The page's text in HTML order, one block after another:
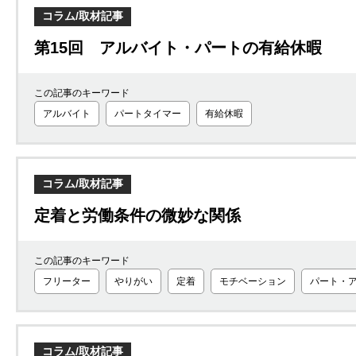
コラム/取材記事
第15回 アルバイト・パートの有給休暇
この記事のキーワード
アルバイト
パートタイマー 有給休暇
コラム/取材記事
定着と労働条件の微妙な関係
この記事のキーワード
フリーター
やりがい 定着 モチベーション パート・
コラム/取材記事